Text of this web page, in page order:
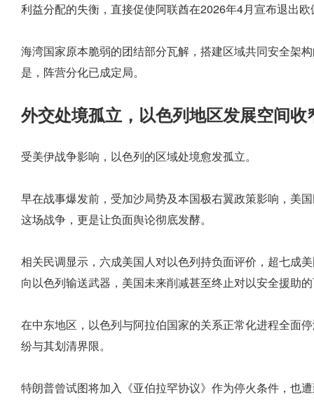
利益分配的失衡，直接促使阿联酋在2026年4月宣布退出欧
海湾国家原本脆弱的团结部分瓦解，搭建区域共同安全架
是，阵营分化已成定局。
外交处境孤立，以色列地区发展空间收
受美伊战争影响，以色列的区域处境愈发孤立。
早在战事爆发前，受加沙局势及本国极右翼政策影响，美
这场战争，更是让负面舆论彻底发酵。
相关民调显示，六成美国人对以色列持负面评价，超七成
向以色列输送武器，美国未来削减甚至终止对以安全援助
在中东地区，以色列与阿拉伯国家的关系正常化进程全面
纷与其划清界限。
特朗普曾试图将加入《亚伯拉罕协议》作为停火条件，也